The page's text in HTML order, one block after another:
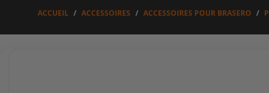
ACCUEIL ACCESSOIRES ACCESSOIRES POUR BRASERO